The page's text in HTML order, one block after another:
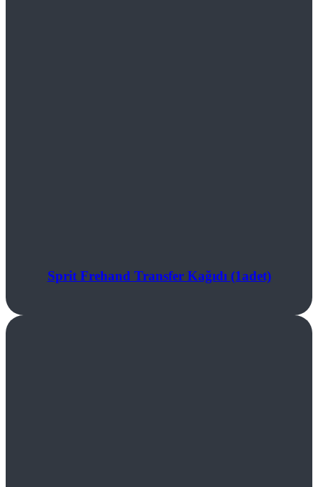
Sprit Frehand Transfer Kağıdı (1adet)